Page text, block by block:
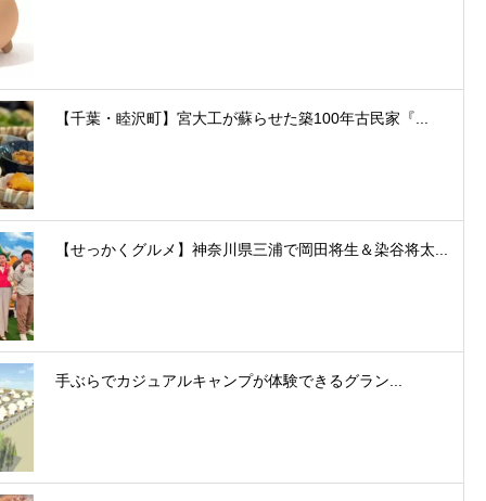
【千葉・睦沢町】宮大工が蘇らせた築100年古民家『...
【せっかくグルメ】神奈川県三浦で岡田将生＆染谷将太...
手ぶらでカジュアルキャンプが体験できるグラン...